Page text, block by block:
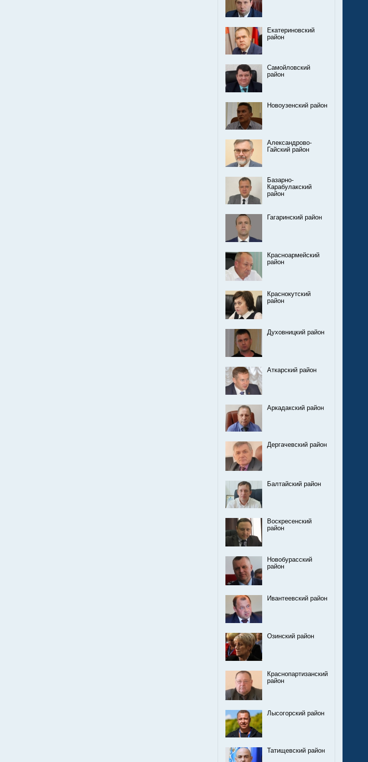
Екатериновский
район
Самойловский
район
Новоузенский район
Александрово-
Гайский район
Базарно-
Карабулакский
район
Гагаринский район
Красноармейский
район
Краснокутский
район
Духовницкий район
Аткарский район
Аркадакский район
Дергачевский район
Балтайский район
Воскресенский
район
Новобурасский
район
Ивантеевский район
Озинский район
Краснопартизанский
район
Лысогорский район
Татищевский район